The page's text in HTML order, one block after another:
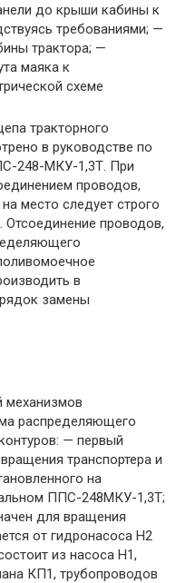
до крыши кабины к
требованиями; —
трактора; —
маяка к
схеме
тракторного
в руководстве по
248-МКУ-1,3Т. При
проводов,
место следует строго
Отсоединение проводов,
в
замены
механизмов
распределяющего
— первый
транспортера и
на
ППС-248МКУ-1,3Т;
для вращения
от гидронасоса Н2
из насоса Н1,
КП1, трубопроводов